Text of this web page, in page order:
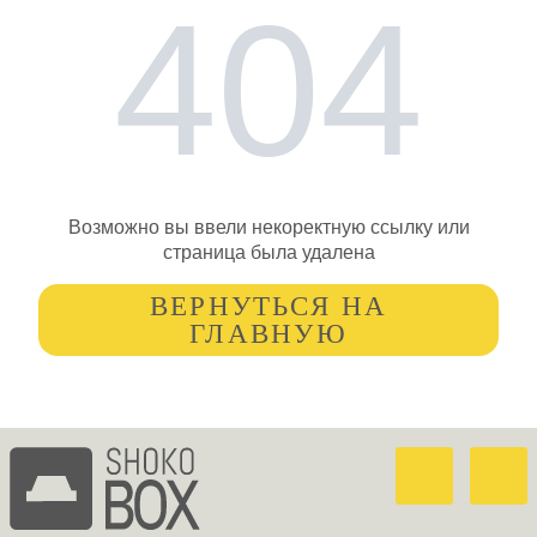
404
Возможно вы ввели некоректную ссылку или
страница была удалена
ВЕРНУТЬСЯ НА
ГЛАВНУЮ